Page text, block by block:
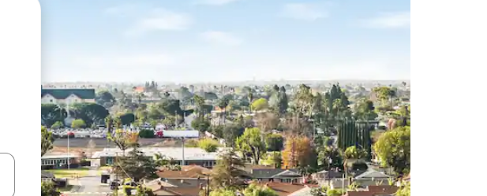
nach oben und unten oder erkunde die Ergebnisse durch Berühren oder